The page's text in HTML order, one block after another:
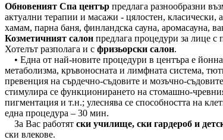
Обновеният Спа център предлага разнообразни
актуални терапии и масажи - цялостен, класически,
хамам, парна баня, финландска сауна, аромасауна,
Козметичният салон предлага процедури за лице
Хотелът разполага и с фризьорски салон.
• Една от най-новите процедури в центъра е
метаболизма, кръвоносната и лимфната система,
превенция на сърдечно-съдовите и мозъчно-
стимулира се функционирането на стомашно-
пигментация и т.н.; улеснява се способността на
една процедура – 30 мин.
За Вас работят ски училище, ски гардероб и
ски влекове.